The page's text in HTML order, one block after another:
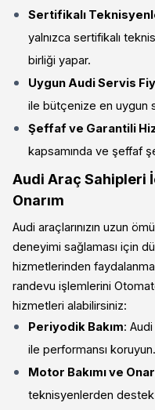
Sertifikalı
yalnızca sertifikalı
birliği yapar.
Uygun Audi Servis
ile bütçenize en uygun
Şeffaf ve Garantili
kapsamında ve şeffaf
Audi Araç Sahipleri
Onarım
Audi araçlarınızın uzun
deneyimi sağlaması için
hizmetlerinden
randevu işlemlerini
hizmetleri alabilirsiniz:
Periyodik Bakım:
ile performansı koruyun.
Motor Bakımı ve
teknisyenlerden destek